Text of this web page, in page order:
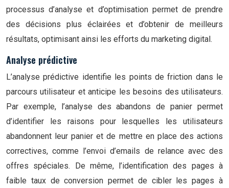
processus d’analyse et d’optimisation permet de prendre
des décisions plus éclairées et d’obtenir de meilleurs
résultats, optimisant ainsi les efforts du marketing digital.
Analyse prédictive
L’analyse prédictive identifie les points de friction dans le
parcours utilisateur et anticipe les besoins des utilisateurs.
Par exemple, l’analyse des abandons de panier permet
d’identifier les raisons pour lesquelles les utilisateurs
abandonnent leur panier et de mettre en place des actions
correctives, comme l’envoi d’emails de relance avec des
offres spéciales. De même, l’identification des pages à
faible taux de conversion permet de cibler les pages à